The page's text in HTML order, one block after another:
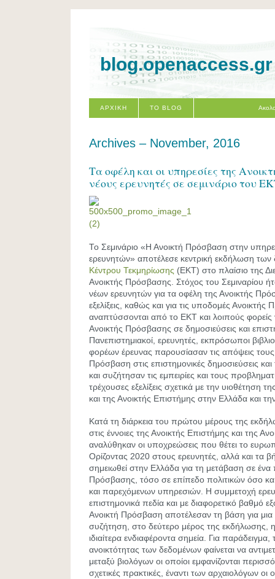
blog.openaccess.gr
ΑΡΧΙΚΗ ΤΟ BLOG
Archives – November, 2016
Τα οφέλη και οι υπηρεσίες της
νέους ερευνητές σε σεμινάριο του
Το Σεμινάριο «Η Ανοικτή Πρόσβαση στην
ερευνητών» αποτέλεσε κεντρική εκδήλωση
Κέντρου Τεκμηρίωσης (ΕΚΤ) στο πλαίσιο της
Ανοικτής Πρόσβασης. Στόχος του Σεμιναρίου
νέων ερευνητών για τα οφέλη της Ανοικτής
εξελίξεις, καθώς και για τις υποδομές
αναπτύσσονται από το ΕΚΤ και λοιπούς φορείς
Ανοικτής Πρόσβασης σε δημοσιεύσεις και
Πανεπιστημιακοί, ερευνητές, εκπρόσωποι
φορέων έρευνας παρουσίασαν τις απόψεις τους
Πρόσβαση στις επιστημονικές δημοσιεύσεις
και συζήτησαν τις εμπειρίες και τους
τρέχουσες εξελίξεις σχετικά με την υιοθέτηση
και της Ανοικτής Επιστήμης στην Ελλάδα και
Κατά τη διάρκεια του πρώτου μέρους της
στις έννοιες της Ανοικτής Επιστήμης και της
αναλύθηκαν οι υποχρεώσεις που θέτει το
Ορίζοντας 2020 στους ερευνητές, αλλά και τα
σημειωθεί στην Ελλάδα για τη μετάβαση σε ένα
Πρόσβασης, τόσο σε επίπεδο πολιτικών όσο
και παρεχόμενων υπηρεσιών. Η συμμετοχή
επιστημονικά πεδία και με διαφορετικό βαθμό
Ανοικτή Πρόσβαση αποτέλεσαν τη βάση για μια
συζήτηση, στο δεύτερο μέρος της εκδήλωσης, η
ιδιαίτερα ενδιαφέροντα σημεία. Για
ανοικτότητας των δεδομένων φαίνεται να
μεταξύ βιολόγων οι οποίοι εμφανίζονται
σχετικές πρακτικές, έναντι των αρχαιολόγων οι